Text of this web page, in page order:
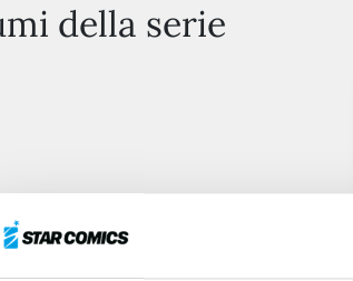
della serie